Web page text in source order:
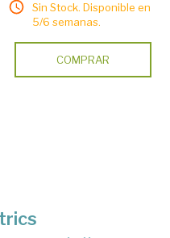
Sin Stock. Disponible en
5/6 semanas.
COMPRAR